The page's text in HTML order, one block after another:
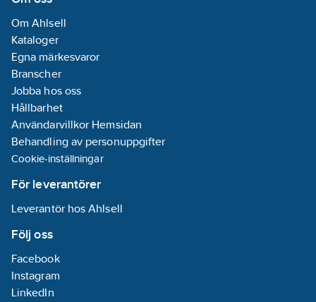
Om Ahlsell
Kataloger
Egna märkesvaror
Branscher
Jobba hos oss
Hållbarhet
Användarvillkor Hemsidan
Behandling av personuppgifter
Cookie-inställningar
För leverantörer
Leverantör hos Ahlsell
Följ oss
Facebook
Instagram
LinkedIn